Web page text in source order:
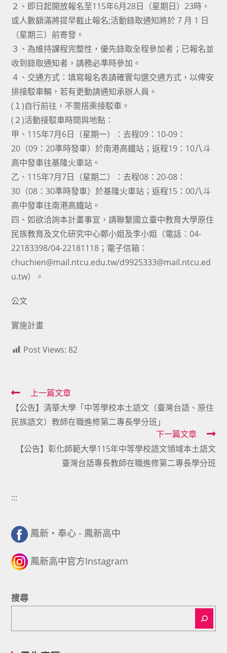
２、即日起開放報名至115年6月28日（星期日）23時，
或人數額滿將提早截止報名;活動錄取通知將於 7 月 1 日
（星期三）前寄發。
３、為維持課程完整性，優先錄取全程參加者；已報名並
收到錄取通知者，請務必準時參加。
４、交通方式：填寫報名表請確實勾選交通方式，以俾安
排接駁車輛，若有更動請通知承辦人員。
(１)自行前往，不需搭乘接駁車。
(２)活動接駁車時間與地點：
甲、115年7月6日（星期一）：去程09：10-09：
20（09：20準時發車）於南港高鐵站；返程19：10八斗
高中發車往基隆火車站。
乙、115年7月7日（星期二）：去程08：20-08：
30（08：30準時發車）於基隆火車站；返程15：00八斗
高中發車往南港高鐵站。
四、如欲洽詢本計畫事宜，請聯繫國立臺中教育大學原住
民族教育及文化研究中心鄭小姐及李小姐（電話：04-
22183398/04-22181118；電子信箱：
chuchien@mail.ntcu.edu.tw/d9925333@mail.ntcu.ed
u.tw）。
公文
實施計畫
Post Views: 82
Read
more
articles
上一篇文章
【公告】清華大學「中等學校本土語文（臺灣台語、原住
民族語文）教師在職進修第二專長學分班」
下一篇文章
【公告】彰化師範大學115年中等學校語文領域本土語文
臺灣台語專長教師在職進修第二專長學分班
:::
鳳新・奉心 - 鳳新高中
鳳新高中官方Instagram
搜尋